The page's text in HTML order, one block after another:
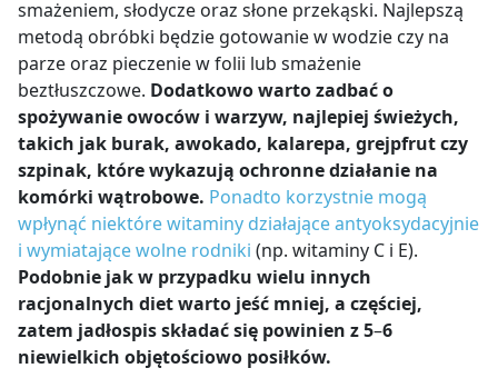
smażeniem, słodycze oraz słone przekąski. Najlepszą
metodą obróbki będzie gotowanie w wodzie czy na
parze oraz pieczenie w folii lub smażenie
beztłuszczowe. Dodatkowo warto zadbać o
spożywanie owoców i warzyw, najlepiej świeżych,
takich jak burak, awokado, kalarepa, grejpfrut czy
szpinak, które wykazują ochronne działanie na
komórki wątrobowe. Ponadto korzystnie mogą
wpłynąć niektóre witaminy działające antyoksydacyjnie
i wymiatające wolne rodniki (np. witaminy C i E).
Podobnie jak w przypadku wielu innych
racjonalnych diet warto jeść mniej, a częściej,
zatem jadłospis składać się powinien z 5–6
niewielkich objętościowo posiłków.